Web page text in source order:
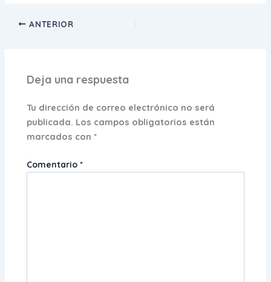
ANTERIOR
Deja una respuesta
Tu dirección de correo electrónico no será
publicada. Los campos obligatorios están
marcados con*
Comentario*